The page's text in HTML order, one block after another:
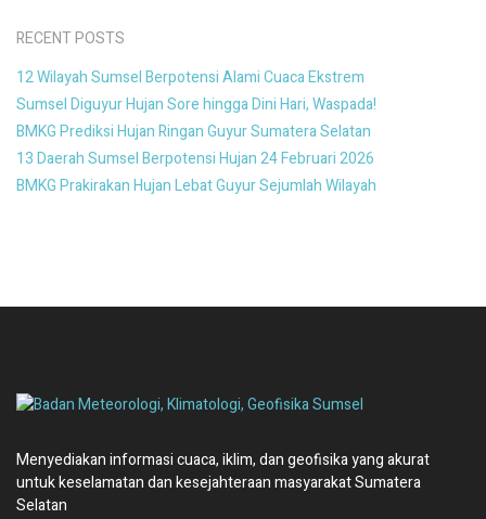
RECENT POSTS
12 Wilayah Sumsel Berpotensi Alami Cuaca Ekstrem
Sumsel Diguyur Hujan Sore hingga Dini Hari, Waspada!
BMKG Prediksi Hujan Ringan Guyur Sumatera Selatan
13 Daerah Sumsel Berpotensi Hujan 24 Februari 2026
BMKG Prakirakan Hujan Lebat Guyur Sejumlah Wilayah
Menyediakan informasi cuaca, iklim, dan geofisika yang akurat
untuk keselamatan dan kesejahteraan masyarakat Sumatera
Selatan